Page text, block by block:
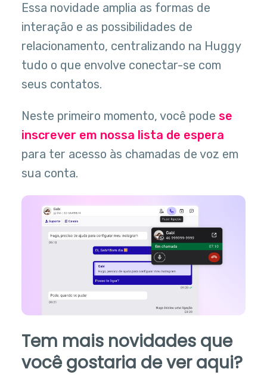
Essa novidade amplia as formas de
interação e as possibilidades de
relacionamento, centralizando na Huggy
tudo o que envolve conectar-se com
seus contatos.
Neste primeiro momento, você pode se
inscrever em nossa lista de espera
para ter acesso às chamadas de voz em
sua conta.
Tem mais novidades que
você gostaria de ver aqui?